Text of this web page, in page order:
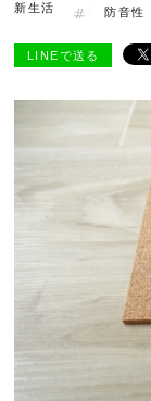
新生活
防音性
LINEで送る